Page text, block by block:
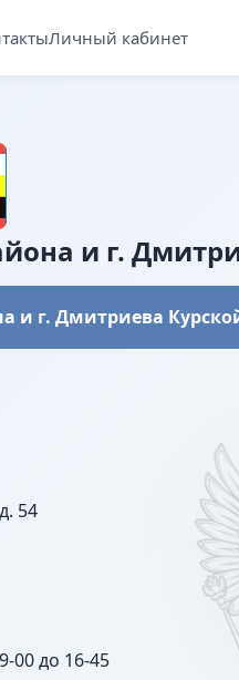
Личный кабинет
и г.
и г. Дмитриева
54
00 до 16-45